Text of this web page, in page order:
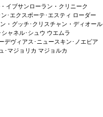
イブサンローラン・クリニーク
･エクスボーテ･エスティ ローダー
・グッチ･クリスチャン・ディオール
ャネル･シュウ ウエムラ
デヴィアス･ニュースキン･ノエビア
･マジョリカ マジョルカ